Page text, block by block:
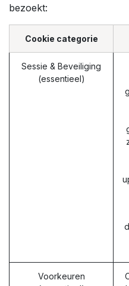
bezoekt:
Cookie categorie
Sessie & Beveiliging
(essentieel)
Voorkeuren